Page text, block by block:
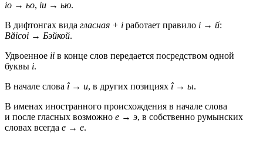
io → ьо, iu → ью.
В дифтонгах вида гласная + i работает правило i → й:
Băicoi → Бэйкой.
Удвоенное ii в конце слов передается посредством одной
буквы i.
В начале слова î→ и, в других позициях î→ ы.
В именах иностранного происхождения в начале слова
и после гласных возможно e → э, в собственно румынских
словах всегда e → е.